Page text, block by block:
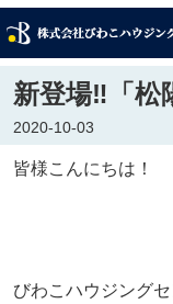
新登場‼「松
2020-10-03
皆様こんにちは！
びわこハウジング